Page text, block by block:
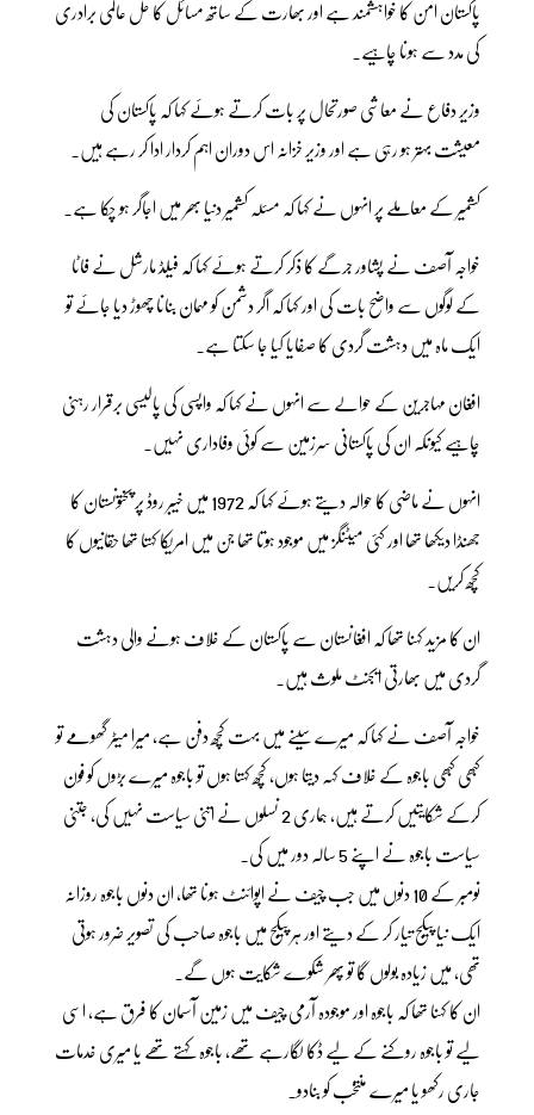
پاکستان امن کا خواہشمند ہے اور بھارت کے ساتھ مسائل کا حل عالمی برادری
کی مدد سے ہونا چاہیے۔
وزیر دفاع نے معاشی صورتحال پر بات کرتے ہوئے کہا کہ پاکستان کی
معیشت بہتر ہو رہی ہے اور وزیر خزانہ اس دوران اہم کردار ادا کر رہے ہیں۔
کشمیر کے معاملے پر انہوں نے کہا کہ مسئلہ کشمیر دنیا بھر میں اجاگر ہو چکا ہے۔
خواجہ آصف نے پشاور جرگے کا ذکر کرتے ہوئے کہا کہ فیلڈ مارشل نے فاٹا
کے لوگوں سے واضح بات کی اور کہا کہ اگر دشمن کو مہمان بنانا چھوڑ دیا جائے تو
ایک ماہ میں دہشت گردی کا صفایا کیا جا سکتا ہے۔
افغان مہاجرین کے حوالے سے انہوں نے کہا کہ واپسی کی پالیسی برقرار رہنی
چاہیے کیونکہ ان کی پاکستانی سرزمین سے کوئی وفاداری نہیں۔
انہوں نے ماضی کا حوالہ دیتے ہوئے کہا کہ 1972 میں خیبر روڈ پر پختونستان کا
جھنڈا دیکھا تھا اور کئی میٹنگز میں موجود ہوتا تھا جن میں امریکا کہتا تھا حقانیوں کا
کچھ کریں۔
ان کا مزید کہنا تھا کہ افغانستان سے پاکستان کے خلاف ہونے والی دہشت
گردی میں بھارتی ایجنٹ ملوث ہیں۔
خواجہ آصف نے کہا کہ میرے سینے میں بہت کچھ دفن ہے، میرا میٹر گھومے تو
کبھی کبھی باجوہ کے خلاف کہہ دیتا ہوں، کچھ کہتا ہوں تو باجوہ میرے بڑوں کو فون
کرکے شکایتیں کرتے ہیں، ہماری 2 نسلوں نے اتنی سیاست نہیں کی، جتنی
سیاست باجوہ نے اپنے 5 سالہ دور میں کی۔
نومبر کے 10 دنوں میں جب چیف نے اپوائنٹ ہونا تھا، ان دنوں باجوہ روزانہ
ایک نیا پیکج تیار کر کے دیتے اور ہر پیکج میں باجوہ صاحب کی تصویر ضرور ہوتی
تھی، میں زیادہ بولوں گا تو پھر شکوے شکایت ہوں گے۔
ان کا کہنا تھا کہ باجوہ اور موجودہ آرمی چیف میں زمین آسمان کا فرق ہے، اسی
لیے تو باجوہ روکنے کے لیے ڈکا لگارہے تھے، باجوہ کہتے تھے یا میری خدمات
جاری رکھو یا میرے منتخب کو بنادو۔